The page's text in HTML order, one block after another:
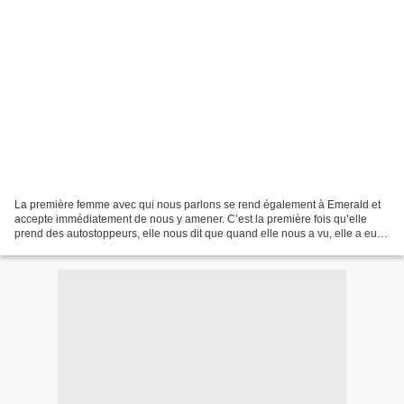
La première femme avec qui nous parlons se rend également à Emerald et
accepte immédiatement de nous y amener. C’est la première fois qu’elle
prend des autostoppeurs, elle nous dit que quand elle nous a vu, elle a eu